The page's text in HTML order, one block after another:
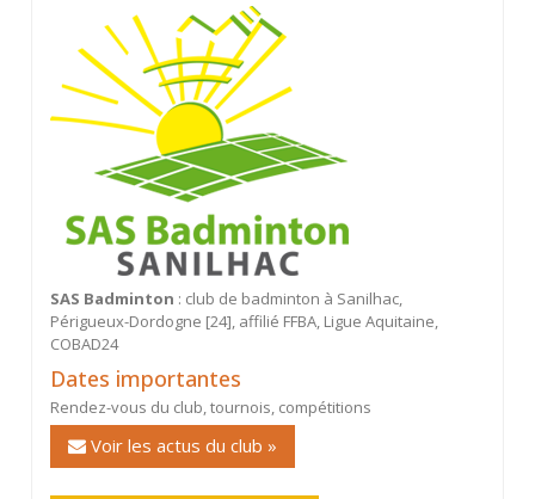
SAS Badminton : club de badminton à Sanilhac,
Périgueux-Dordogne [24], affilié FFBA, Ligue Aquitaine,
COBAD24
Dates importantes
Rendez-vous du club, tournois, compétitions
Voir les actus du club »